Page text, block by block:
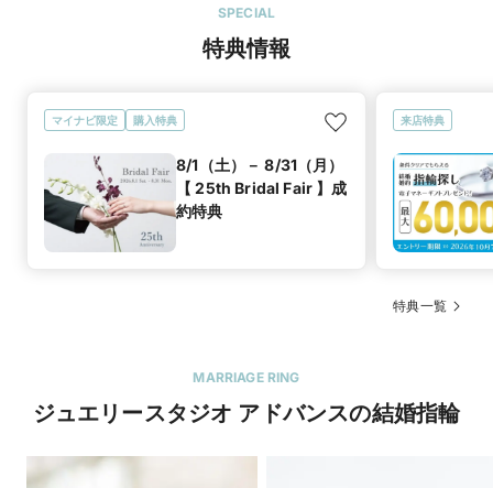
SPECIAL
特典情報
マイナビ限定 購入特典
8/1（土）－ 8/31（月）
【 25th Bridal Fair 】成
約特典
来店特典
特典一覧
MARRIAGE RING
ジュエリースタジオ アドバンスの結婚指輪